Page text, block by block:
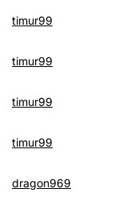
timur99
timur99
timur99
timur99
dragon969